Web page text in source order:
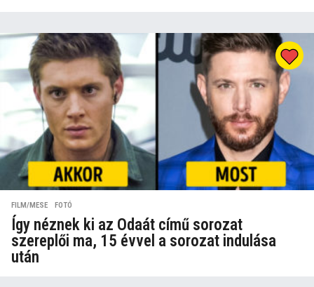
FILM/MESE ,FOTÓ
Így néznek ki az Odaát című sorozat
szereplői ma, 15 évvel a sorozat indulása
után